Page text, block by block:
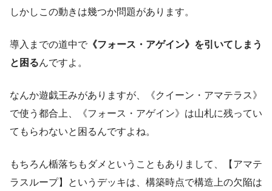
しかしこの動きは幾つか問題があります。
導入までの道中で 《フォース・アゲイン》を引いてしまう
と困るんですよ。
なんか遊戯王みがありますが、《クイーン・アマテラス》
で使う都合上、《フォース・アゲイン》は山札に残ってい
てもらわないと困るんですよね。
もちろん楯落ちもダメということもありまして、【アマテ
ラスループ】というデッキは、構築時点で構造上の欠陥は